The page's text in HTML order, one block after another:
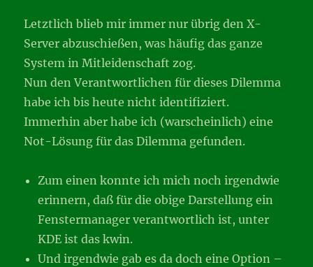
Letztlich blieb mir immer nur übrig den X-
Server abzuschießen, was häufig das ganze
System in Mitleidenschaft zog.
Nun den Verantwortlichen für dieses Dilemma
habe ich bis heute nicht identifiziert.
Immerhin aber habe ich (warscheinlich) eine
Not-Lösung für das Dilemma gefunden.
Zum einen konnte ich mich noch irgendwie
erinnern, daß für die obige Darstellung ein
Fenstermanager verantwortlich ist, unter
KDE ist das kwin.
Und irgendwie gab es da doch eine Option –